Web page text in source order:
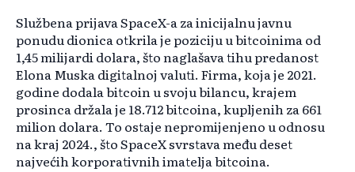
Službena prijava SpaceX-a za inicijalnu javnu
ponudu dionica otkrila je poziciju u bitcoinima od
1,45 milijardi dolara, što naglašava tihu predanost
Elona Muska digitalnoj valuti. Firma, koja je 2021.
godine dodala bitcoin u svoju bilancu, krajem
prosinca držala je 18.712 bitcoina, kupljenih za 661
milion dolara. To ostaje nepromijenjeno u odnosu
na kraj 2024., što SpaceX svrstava među deset
najvećih korporativnih imatelja bitcoina.